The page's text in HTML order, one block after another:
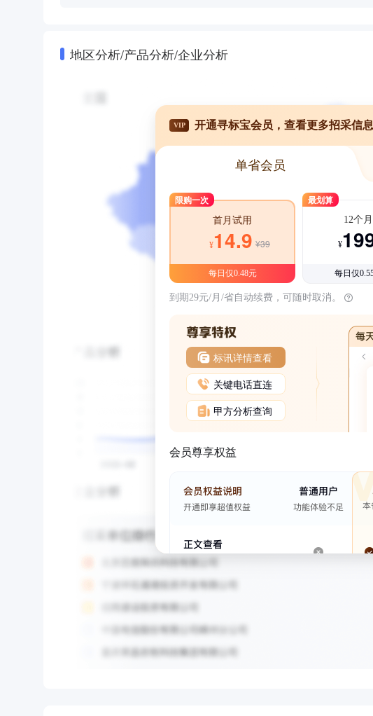
地区分析/产品分析/企业分析
VIP 开通寻标宝会员，查看更多招采信息
单省会员
限购一次
首月试用
¥14.9 ¥39
每日仅0.48元
最划算
12个月
¥
每日仅
到期29元/月/省自动续费，可随时取消。
标讯详情查看
关键电话直连
甲方分析查询
会员尊享权益